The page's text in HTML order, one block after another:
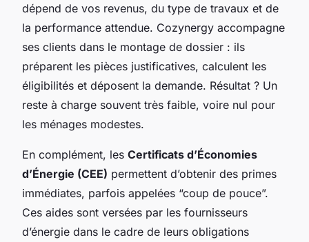
dépend de vos revenus, du type de travaux et de
la performance attendue. Cozynergy accompagne
ses clients dans le montage de dossier : ils
préparent les pièces justificatives, calculent les
éligibilités et déposent la demande. Résultat ? Un
reste à charge souvent très faible, voire nul pour
les ménages modestes.
En complément, les Certificats d’Économies
d’Énergie (CEE) permettent d’obtenir des primes
immédiates, parfois appelées “coup de pouce”.
Ces aides sont versées par les fournisseurs
d’énergie dans le cadre de leurs obligations